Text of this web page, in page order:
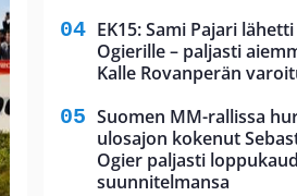
EK15: Sami Pajari
Ogierille – paljasti
Kalle Rovanperän
Suomen MM-rallissa
ulosajon kokenut
Ogier paljasti
suunnitelmansa